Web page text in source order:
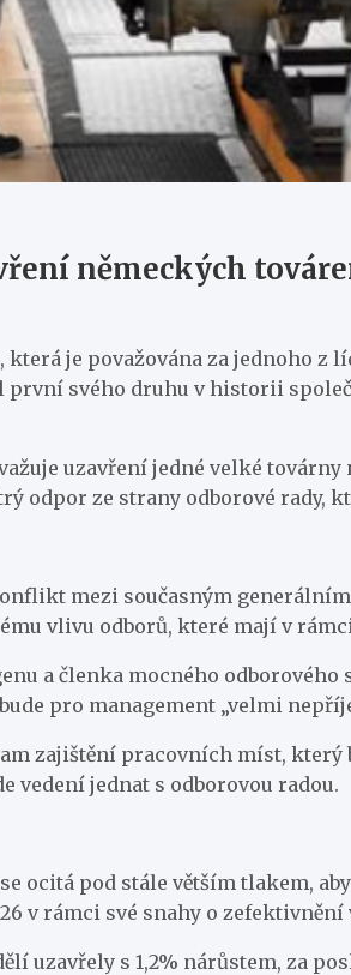
německých
je považována za jednoho
první svého druhu v historii
uzavření jedné velké
odpor ze strany odborové rady,
mezi současným
vlivu odborů, které mají v
a členka mocného odborového
pro management „velmi
zajištění pracovních míst,
vedení jednat s odborovou radou.
ocitá pod stále větším tlakem,
v rámci své snahy o
uzavřely s 1,2% nárůstem, za